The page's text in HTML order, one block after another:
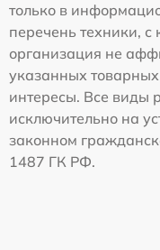
только в
перечень техники,
организация не
указанных
интересы. Все виды
исключительно на
законном
1487 ГК РФ.